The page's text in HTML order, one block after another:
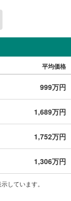
平均価格
999万円
1,689万円
1,752万円
1,306万円
しています。